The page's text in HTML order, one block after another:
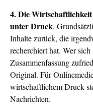
4. Die
unter Druck.
Inhalte zurück, die
recherchiert hat. Wer
Zusammenfassung
Original. Für
wirtschaftlichem Druck
Nachrichten.